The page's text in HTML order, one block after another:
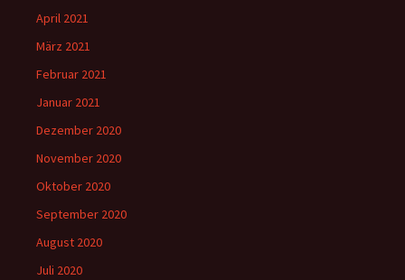
April 2021
März 2021
Februar 2021
Januar 2021
Dezember 2020
November 2020
Oktober 2020
September 2020
August 2020
Juli 2020